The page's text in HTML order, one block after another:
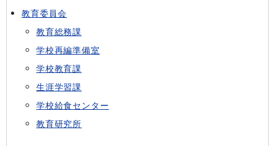
教育委員会
教育総務課
学校再編準備室
学校教育課
生涯学習課
学校給食センター
教育研究所